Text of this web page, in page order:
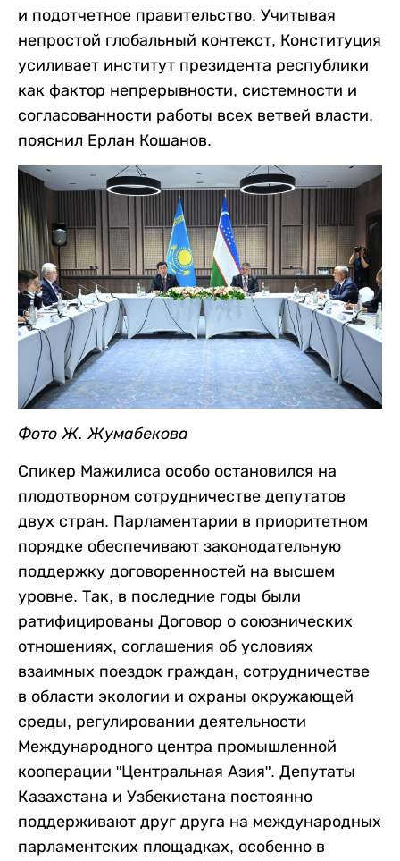
и подотчетное правительство. Учитывая
непростой глобальный контекст, Конституция
усиливает институт президента республики
как фактор непрерывности, системности и
согласованности работы всех ветвей власти,
пояснил Ерлан Кошанов.
Фото Ж. Жумабекова
Спикер Мажилиса особо остановился на
плодотворном сотрудничестве депутатов
двух стран. Парламентарии в приоритетном
порядке обеспечивают законодательную
поддержку договоренностей на высшем
уровне. Так, в последние годы были
ратифицированы Договор о союзнических
отношениях, соглашения об условиях
взаимных поездок граждан, сотрудничестве
в области экологии и охраны окружающей
среды, регулировании деятельности
Международного центра промышленной
кооперации "Центральная Азия". Депутаты
Казахстана и Узбекистана постоянно
поддерживают друг друга на международных
парламентских площадках, особенно в